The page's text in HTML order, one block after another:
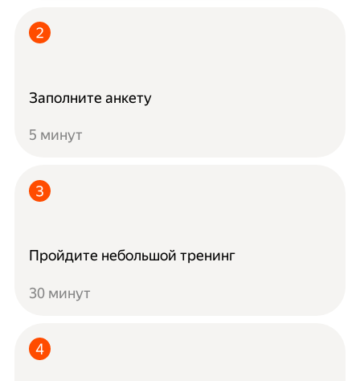
Заполните анкету
5 минут
Пройдите небольшой тренинг
30 минут